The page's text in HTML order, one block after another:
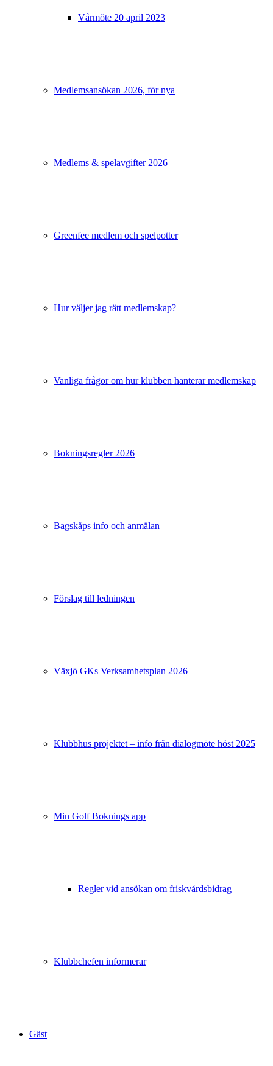
Vårmöte 20 april 2023
Medlemsansökan 2026, för nya
Medlems & spelavgifter 2026
Greenfee medlem och spelpotter
Hur väljer jag rätt medlemskap?
Vanliga frågor om hur klubben hanterar medlemskap
Bokningsregler 2026
Bagskåps info och anmälan
Förslag till ledningen
Växjö GKs Verksamhetsplan 2026
Klubbhus projektet – info från dialogmöte höst 2025
Min Golf Boknings app
Regler vid ansökan om friskvårdsbidrag
Klubbchefen informerar
Gäst